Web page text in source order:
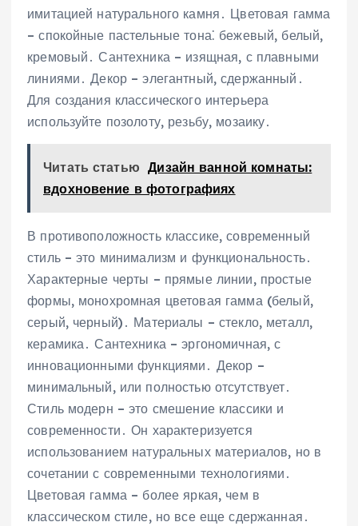
имитацией натурального камня․ Цветовая гамма
– спокойные пастельные тона⁚ бежевый, белый,
кремовый․ Сантехника – изящная, с плавными
линиями․ Декор – элегантный, сдержанный․
Для создания классического интерьера
используйте позолоту, резьбу, мозаику․
Читать статью Дизайн ванной комнаты:
вдохновение в фотографиях
В противоположность классике, современный
стиль – это минимализм и функциональность․
Характерные черты – прямые линии, простые
формы, монохромная цветовая гамма (белый,
серый, черный)․ Материалы – стекло, металл,
керамика․ Сантехника – эргономичная, с
инновационными функциями․ Декор –
минимальный, или полностью отсутствует․
Стиль модерн – это смешение классики и
современности․ Он характеризуется
использованием натуральных материалов, но в
сочетании с современными технологиями․
Цветовая гамма – более яркая, чем в
классическом стиле, но все еще сдержанная․